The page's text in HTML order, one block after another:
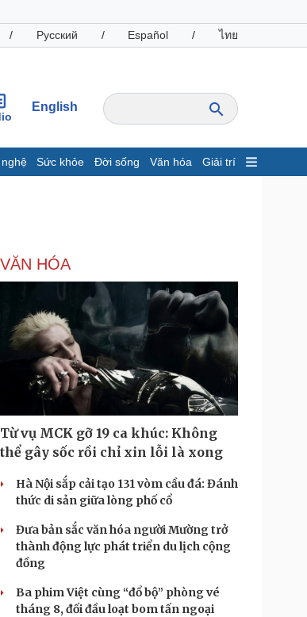
/ Русский / Español / ไทย
English
Sức khỏe Đời sống Văn hóa Giải trí
Giá cà phê
nghiệp
24h
Công nghệ
Sành điệu
Tin Công nghệ
Trải nghiệm
Chuyển đổi số
Podcast
Đọc truyện đêm khuya
Cửa sổ tình yêu
Hạt giống tâm hồn
VĂN HÓA
Từ vụ MCK gỡ 19 ca khúc: Không
thể gây sốc rồi chỉ xin lỗi là xong
Hà Nội sắp cải tạo 131 vòm cầu đá: Đánh
thức di sản giữa lòng phố cổ
Đưa bản sắc văn hóa người Mường trở
thành động lực phát triển du lịch cộng
đồng
Ba phim Việt cùng “đổ bộ” phòng vé
tháng 8, đối đầu loạt bom tấn ngoại